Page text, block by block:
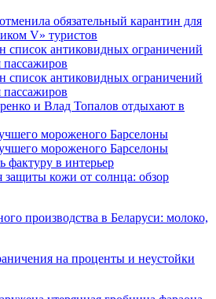
обязательный карантин для
V» туристов
список антиковидных ограничений
список антиковидных ограничений
и Влад Топалов отдыхают в
мороженого Барселоны
мороженого Барселоны
фактуру в интерьер
защиты кожи от солнца: обзор
производства в Беларуси: молоко,
на проценты и неустойки